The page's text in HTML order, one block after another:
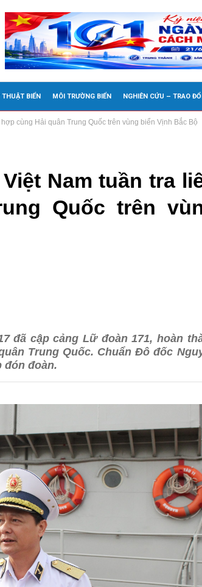
THUẬT BIỂN MÔI TRƯỜNG BIỂN NGHIÊN CỨU – TRAO
cùng Hải quân Trung Quốc trên vùng biển Vịnh Bắc Bộ
Nam tuần tra
Quốc trên
đã cập cảng Lữ đoàn 171, hoàn
Trung Quốc. Chuẩn Đô đốc
đón đoàn.